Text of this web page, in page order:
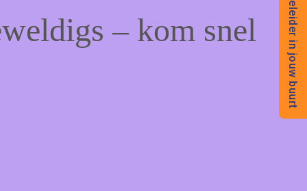
– kom snel
Begeleider in jouw buurt